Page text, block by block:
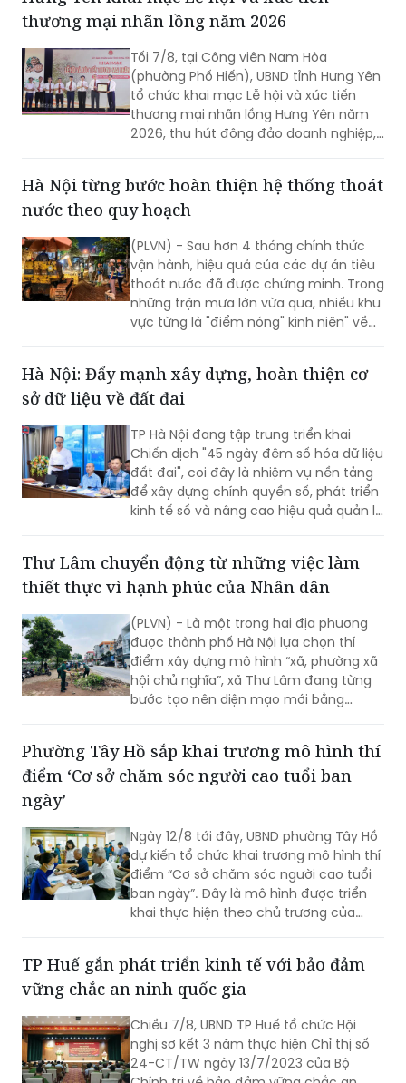
Tối 7/8, tại Công viên Nam Hòa
(phường Phố Hiến), UBND tỉnh Hưng Yên
tổ chức khai mạc Lễ hội và xúc tiến
thương mại nhãn lồng Hưng Yên năm
2026, thu hút đông đảo doanh nghiệp,
hợp tác xã, nhà vườn và du khách
tham dự.
Hà Nội từng bước hoàn thiện hệ thống thoát
(PLVN) - Sau hơn 4 tháng chính thức
vận hành, hiệu quả của các dự án tiêu
thoát nước đã được chứng minh. Trong
những trận mưa lớn vừa qua, nhiều khu
vực từng là "điểm nóng" kinh niên" về
úng ngập đã ghi nhận sự cải thiện đáng
kể.
Hà Nội: Đẩy mạnh xây dựng, hoàn thiện cơ
TP Hà Nội đang tập trung triển khai
Chiến dịch "45 ngày đêm số hóa dữ liệu
đất đai", coi đây là nhiệm vụ nền tảng
để xây dựng chính quyền số, phát triển
kinh tế số và nâng cao hiệu quả quản lý
nhà nước về đất đai và đã đạt được
những kết quả rất đáng chú ý.
Thư Lâm chuyển động từ những việc làm
(PLVN) - Là một trong hai địa phương
được thành phố Hà Nội lựa chọn thí
điểm xây dựng mô hình “xã, phường xã
hội chủ nghĩa”, xã Thư Lâm đang từng
bước tạo nên diện mạo mới bằng
những việc làm cụ thể, thiết thực. Từ
những tuyến đường được chỉnh trang,
hàng cây, bồn hoa được chăm sóc đến
cả đều thể hiện sự vào cuộc của cả hệ
thống chính trị cùng sự đồng thuận
của Nhân dân với mục tiêu lấy người
cuộc sống làm thước đo cho sự phát
triển.
Phường Tây Hồ sắp khai trương mô hình thí
ngày’
Ngày 12/8 tới đây, UBND phường Tây Hồ
điểm “Cơ sở chăm sóc người cao tuổi
ban ngày”. Đây là mô hình được triển
khai thực hiện theo chủ trương của
Thành phố Hà Nội về thí điểm mô hình
chăm sóc người cao tuổi ban ngày tại
xã, phường.
TP Huế gắn phát triển kinh tế với bảo đảm
Chiều 7/8, UBND TP Huế tổ chức Hội
nghị sơ kết 3 năm thực hiện Chỉ thị số
24-CT/TW ngày 13/7/2023 của Bộ
Chính trị về bảo đảm vững chắc an
ninh quốc gia trong bối cảnh hội nhập
quốc tế toàn diện, sâu rộng.